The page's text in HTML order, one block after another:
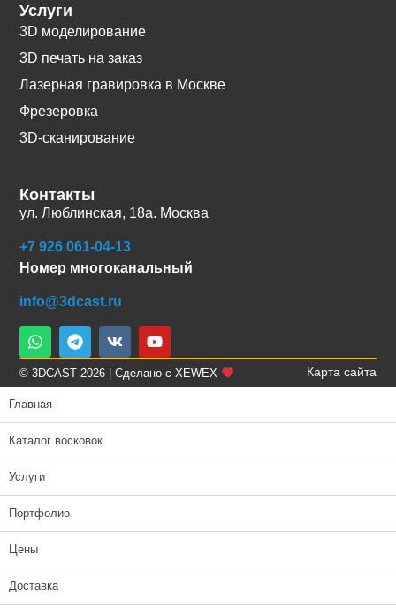
Услуги
3D моделирование
3D печать на заказ
Лазерная гравировка в Москве
Фрезеровка
3D-сканирование
Контакты
ул. Люблинская, 18а. Москва
+7 926 061-04-13
Номер многоканальный
info@3dcast.ru
© 3DCAST 2026 | Сделано с XEWEX Карта сайта
Главная
Каталог восковок
Услуги
Портфолио
Цены
Доставка